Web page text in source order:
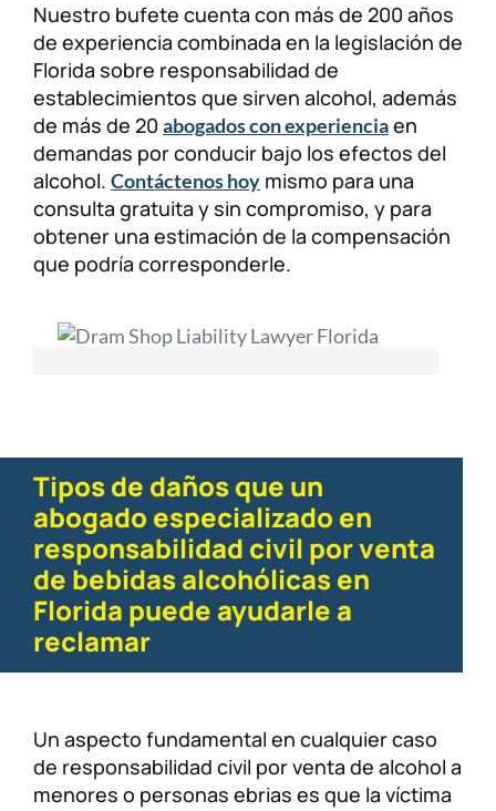
Nuestro bufete cuenta con más de 200 años
de experiencia combinada en la legislación de
Florida sobre responsabilidad de
establecimientos que sirven alcohol, además
de más de 20 abogados con experienciaen
demandas por conducir bajo los efectos del
alcohol. Contáctenos hoy mismo para una
consulta gratuita y sin compromiso, y para
obtener una estimación de la compensación
que podría corresponderle.
Tipos de daños que un
abogado especializado en
responsabilidad civil por venta
de bebidas alcohólicas en
Florida puede ayudarle a
reclamar
Un aspecto fundamental en cualquier caso
de responsabilidad civil por venta de alcohol a
menores o personas ebrias es que la víctima